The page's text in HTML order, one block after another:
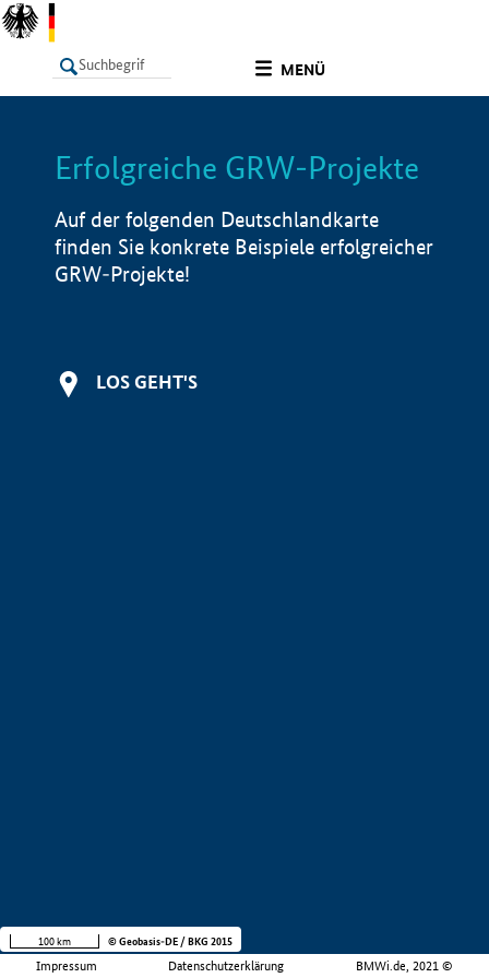
MENÜ
LISTE Info
Erfolgreiche GRW-Projekte
Auf der folgenden Deutschlandkarte
finden Sie konkrete Beispiele erfolgreicher
GRW-Projekte!
LOS GEHT'S
Impressum Datenschutzerklärung BMWi.de, 2021 ©
100 km © Geobasis-DE / BKG 2015